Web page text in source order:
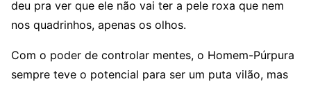
deu pra ver que ele não vai ter a pele roxa que nem
nos quadrinhos, apenas os olhos.
Com o poder de controlar mentes, o Homem-Púrpura
sempre teve o potencial para ser um puta vilão, mas